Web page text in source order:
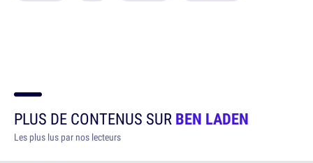
PLUS DE CONTENUS SURBEN LADEN
Les plus lus par nos lecteurs